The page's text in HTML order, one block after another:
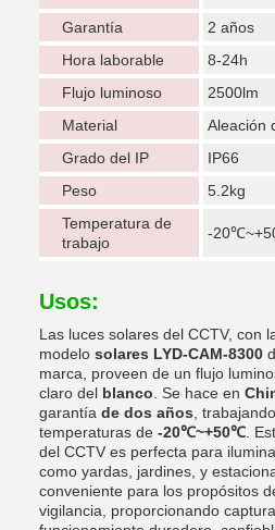
Garantía
2 años
Hora laborable
8-24h
Flujo luminoso
2500lm
Material
Aleación
Grado del IP
IP66
Peso
5.2kg
Temperatura de
trabajo
-
Usos:
Las luces solares del CCTV, con
modelo solares LYD-CAM-8300
marca, proveen de un flujo
claro del blanco . Se hace en
garantía de dos años ,
temperaturas de -20℃~+50℃ .
del CCTV es perfecta para
como yardas, jardines, y
conveniente para los propósitos
vigilancia, proporcionando